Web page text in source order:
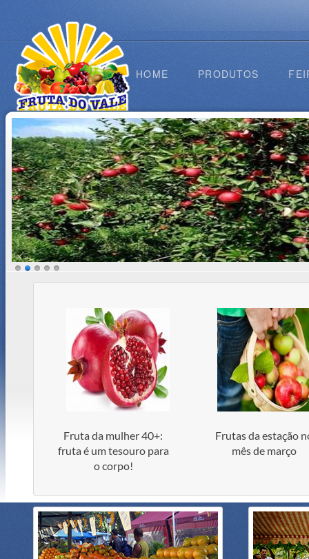
HOME PRODUTOS
Fruta da mulher 40+:
fruta é um tesouro para
o corpo!
Frutas da estação
mês de março